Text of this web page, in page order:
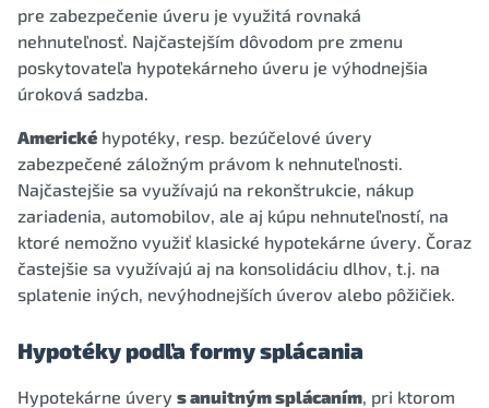
pre zabezpečenie úveru je využitá rovnaká
nehnuteľnosť. Najčastejším dôvodom pre zmenu
poskytovateľa hypotekárneho úveru je výhodnejšia
úroková sadzba.
Americké hypotéky, resp. bezúčelové úvery
zabezpečené záložným právom k nehnuteľnosti.
Najčastejšie sa využívajú na rekonštrukcie, nákup
zariadenia, automobilov, ale aj kúpu nehnuteľností, na
ktoré nemožno využiť klasické hypotekárne úvery. Čoraz
častejšie sa využívajú aj na konsolidáciu dlhov, t.j. na
splatenie iných, nevýhodnejších úverov alebo pôžičiek.
Hypotéky podľa formy splácania
Hypotekárne úvery s anuitným splácaním, pri ktorom